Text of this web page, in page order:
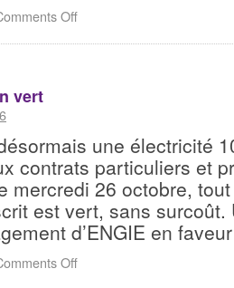
Off
vert
une électricité
contrats particuliers et
mercredi 26 octobre,
est vert, sans
d’ENGIE en
Off